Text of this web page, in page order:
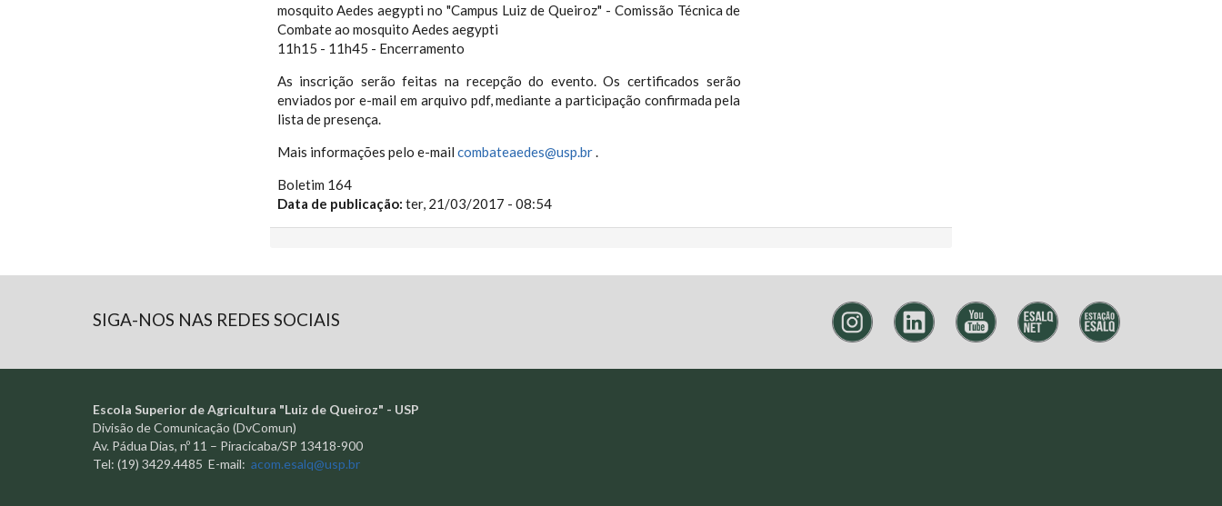
mosquito Aedes aegypti no "Campus Luiz de Queiroz" - Comissão Técnica de
Combate ao mosquito Aedes aegypti
11h15 - 11h45 - Encerramento
As inscrição serão feitas na recepção do evento. Os certificados serão
enviados por e-mail em arquivo pdf, mediante a participação confirmada pela
lista de presença.
Mais informações pelo e-mail combateaedes@usp.br.
Boletim 164
Data de publicação: ter, 21/03/2017 - 08:54
SIGA-NOS NAS REDES SOCIAIS
Escola Superior de Agricultura "Luiz de Queiroz" - USP
Divisão de Comunicação (DvComun)
Av. Pádua Dias, nº 11 – Piracicaba/SP 13418-900
Tel: (19) 3429.4485 E-mail: acom.esalq@usp.br